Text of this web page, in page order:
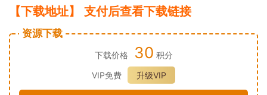
【下载地址】 支付后查看下载链接
资源下载
下载价格 30 积分
VIP免费
升级VIP